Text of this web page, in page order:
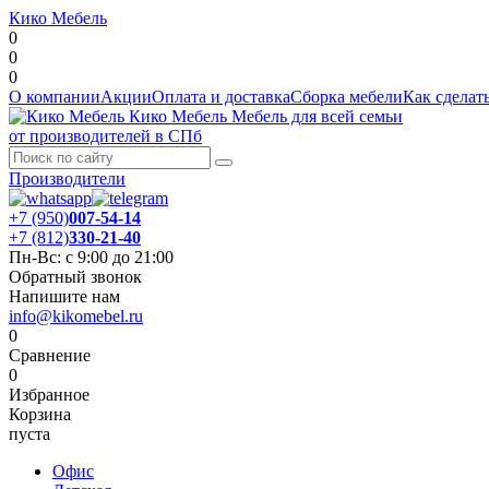
Кико Мебель
0
0
0
О компанииАкцииОплата и доставкаСборка мебелиКак
Кико Мебель Мебель для всей семьи
от производителей в СПб
Производители
+7 (950)007-54-14
+7 (812)330-21-40
Пн-Вс: с 9:00 до 21:00
Обратный звонок
Напишите нам
info@kikomebel.ru
0
Сравнение
0
Избранное
Корзина
пуста
Офис